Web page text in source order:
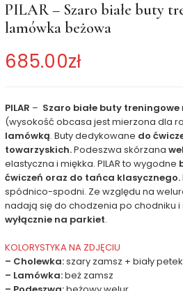
PILAR – Szaro białe buty
lamówka beżowa
685.00zł
PILAR – Szaro białe buty treningowe
(wysokość obcasa jest mierzona dla
lamówką. Buty dedykowane do
towarzyskich.Podeszwa skórzana
elastyczna i miękka. PILAR to wygodne
ćwiczeń oraz do tańca klasycznego.
spódnico-spodni. Ze względu na
nadają się do chodzenia po chodniku i
wyłącznie na parkiet.
KOLORYSTYKA NA ZDJĘCIU
– Cholewka:szary zamsz + biały petek
– Lamówka:beż zamsz